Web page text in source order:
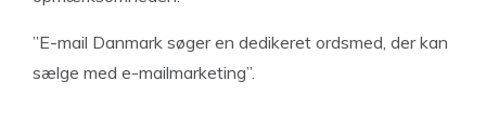
”E-mail Danmark søger en dedikeret ordsmed, der kan
sælge med e-mailmarketing”.